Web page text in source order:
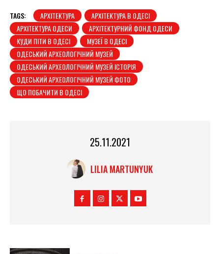
TAGS: АРХІТЕКТУРА
АРХІТЕКТУРА В ОДЕСІ
АРХІТЕКТУРА ОДЕСИ
АРХІТЕКТУРНИЙ ФОНД ОДЕСИ
КУДИ ПІТИ В ОДЕСІ
МУЗЕЇ В ОДЕСІ
ОДЕСЬКИЙ АРХЕОЛОГІЧНИЙ МУЗЕЙ
ОДЕСЬКИЙ АРХЕОЛОГІЧНИЙ МУЗЕЙ ІСТОРІЯ
ОДЕСЬКИЙ АРХЕОЛОГІЧНИЙ МУЗЕЙ ФОТО
ЩО ПОБАЧИТИ В ОДЕСІ
25.11.2021
LILIA MARTUNYUK